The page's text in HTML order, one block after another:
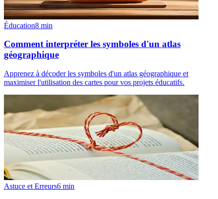
Éducation8 min
Comment interpréter les symboles d'un atlas
géographique
Apprenez à décoder les symboles d'un atlas géographique et
maximiser l'utilisation des cartes pour vos projets éducatifs.
Astuce et Erreurs6 min